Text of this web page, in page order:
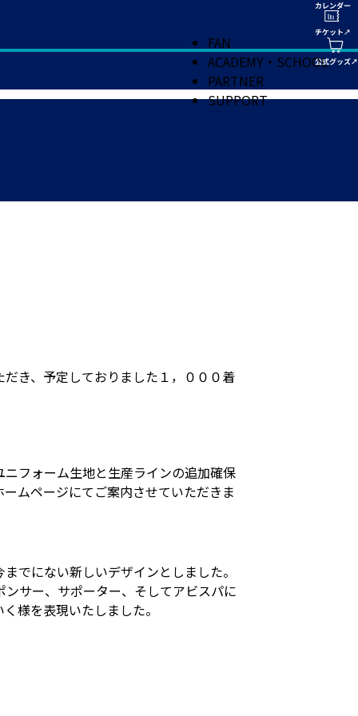
FAN
ACADEMY・SCHOOL
PARTNER
SUPPORT
き、予定しておりました１，０００着
フォーム生地と生産ラインの追加確保
ムページにてご案内させていただきま
でにない新しいデザインとしました。
サー、サポーター、そしてアビスパに
様を表現いたしました。